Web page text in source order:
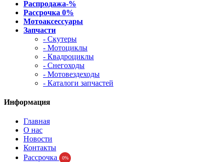
Распродажа-%
Рассрочка 0%
Мотоаксессуары
Запчасти
- Скутеры
- Мотоциклы
- Квадроциклы
- Снегоходы
- Мотовездеходы
- Каталоги запчастей
Информация
Главная
О нас
Новости
Контакты
Рассрочка
0%